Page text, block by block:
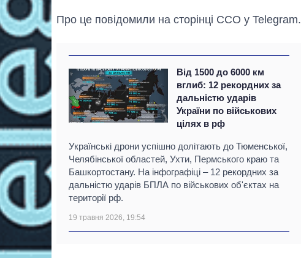
Про це повідомили на сторінці ССО у Telegram.
Від 1500 до 6000 км
вглиб: 12 рекордних за
дальністю ударів
України по військових
цілях в рф
Українські дрони успішно долітають до Тюменської,
Челябінської областей, Ухти, Пермського краю та
Башкортостану. На інфографіці – 12 рекордних за
дальністю ударів БПЛА по військових об'єктах на
території рф.
19 травня 2026, 19:54